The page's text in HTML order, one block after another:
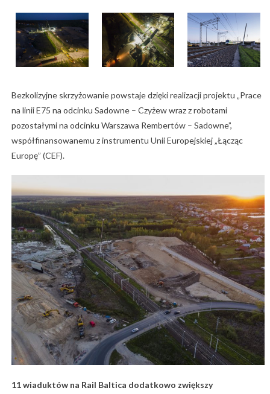
Bezkolizyjne skrzyżowanie powstaje dzięki realizacji projektu „Prace
na linii E75 na odcinku Sadowne – Czyżew wraz z robotami
pozostałymi na odcinku Warszawa Rembertów – Sadowne”,
współfinansowanemu z instrumentu Unii Europejskiej „Łącząc
Europę” (CEF).
11 wiaduktów na Rail Baltica dodatkowo zwiększy